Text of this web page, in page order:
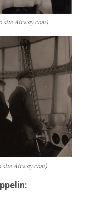
site Airway.com)
site Airway.com)